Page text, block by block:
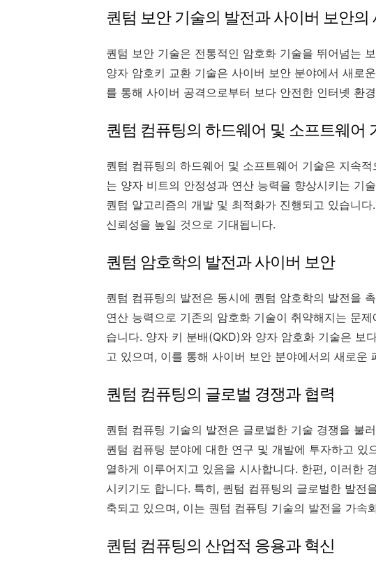
퀀텀 보안 기술의 발전과 사이버 보안의
퀀텀 보안 기술은 전통적인 암호화 기술을 뛰어넘는
양자 암호키 교환 기술은 사이버 보안 분야에서 새로
를 통해 사이버 공격으로부터 보다 안전한 인터넷 환
퀀텀 컴퓨팅의 하드웨어 및 소프트웨어
퀀텀 컴퓨팅의 하드웨어 및 소프트웨어 기술은 지속
는 양자 비트의 안정성과 연산 능력을 향상시키는 기
퀀텀 알고리즘의 개발 및 최적화가 진행되고 있습니
신뢰성을 높일 것으로 기대됩니다.
퀀텀 암호학의 발전과 사이버 보안
퀀텀 컴퓨팅의 발전은 동시에 퀀텀 암호학의 발전을
연산 능력으로 기존의 암호화 기술이 취약해지는 문
습니다. 양자 키 분배(QKD)와 양자 암호화 기술은 보
고 있으며, 이를 통해 사이버 보안 분야에서의 새로운
퀀텀 컴퓨팅의 글로벌 경쟁과 협력
퀀텀 컴퓨팅 기술의 발전은 글로벌한 기술 경쟁을 불
퀀텀 컴퓨팅 분야에 대한 연구 및 개발에 투자하고 있
열하게 이루어지고 있음을 시사합니다. 한편, 이러한
시키기도 합니다. 특히, 퀀텀 컴퓨팅의 글로벌한 발전
축되고 있으며, 이는 퀀텀 컴퓨팅 기술의 발전을 가속
퀀텀 컴퓨팅의 산업적 응용과 혁신